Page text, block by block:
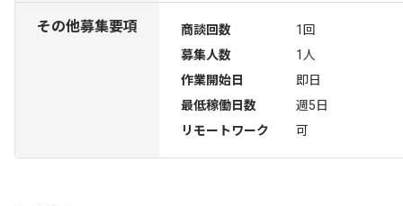
その他募集要項 商談回数
1回
募集人数
1人
作業開始日
即日
最低稼働日数
週5日
リモートワーク
可